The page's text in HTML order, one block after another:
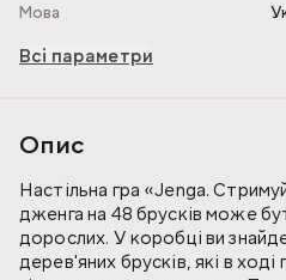
Мова
Всі параметри
Опис
Настільна гра «Jenga.
дженга на 48 брусків може
дорослих. У коробці ви
дерев'яних брусків, які в